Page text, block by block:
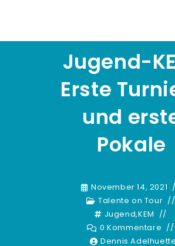
Jugend-
Erste
und
Pokale
November 14, 2021
Talente on Tour
Jugend,KEM
0 Kommentare
Dennis Adelhuette